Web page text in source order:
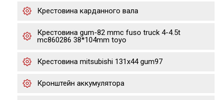
Крестовина карданного вала
Крестовина gum-82 mmc fuso truck 4-4.5t
mc860286 38*104mm toyo
Крестовина mitsubishi 131x44 gum97
Кронштейн аккумулятора